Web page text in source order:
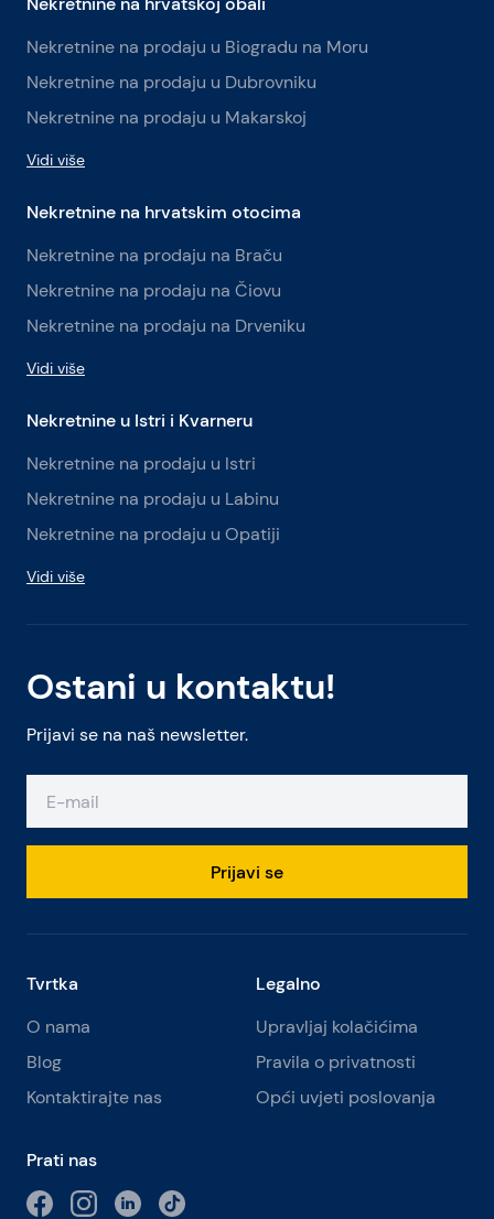
Ostani u kontaktu!
Prijavi se na naš newsletter.
Prijavi se
Nekretnine na prodaju u Biogradu na Moru
Nekretnine na prodaju u Dubrovniku
Nekretnine na prodaju u Makarskoj
Vidi više
Nekretnine na hrvatskim otocima
Nekretnine na prodaju na Braču
Nekretnine na prodaju na Čiovu
Nekretnine na prodaju na Drveniku
Vidi više
Nekretnine u Istri i Kvarneru
Nekretnine na prodaju u Istri
Nekretnine na prodaju u Labinu
Nekretnine na prodaju u Opatiji
Vidi više
Tvrtka
O nama
Blog
Kontaktirajte nas
Legalno
Upravljaj kolačićima
Pravila o privatnosti
Opći uvjeti poslovanja
Prati nas